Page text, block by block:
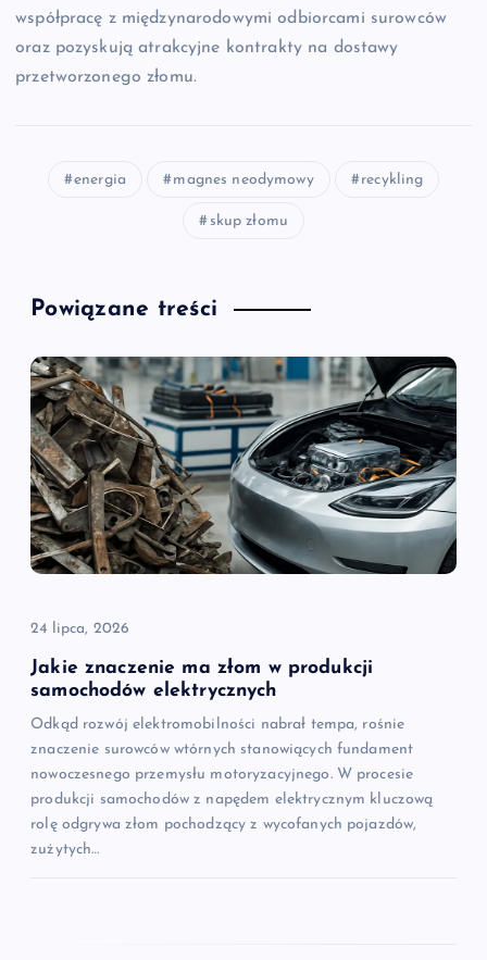
współpracę z międzynarodowymi odbiorcami surowców
oraz pozyskują atrakcyjne kontrakty na dostawy
przetworzonego złomu.
energia magnes neodymowy recykling
skup złomu
Powiązane treści
24 lipca, 2026
Jakie znaczenie ma złom w produkcji
samochodów elektrycznych
Odkąd rozwój elektromobilności nabrał tempa, rośnie
znaczenie surowców wtórnych stanowiących fundament
nowoczesnego przemysłu motoryzacyjnego. W procesie
produkcji samochodów z napędem elektrycznym kluczową
rolę odgrywa złom pochodzący z wycofanych pojazdów,
zużytych…